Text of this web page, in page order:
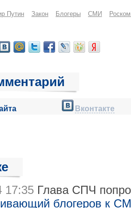
Путин Закон Блогеры СМИ
Вконтакте
17:35 Глава СПЧ
блогеров к